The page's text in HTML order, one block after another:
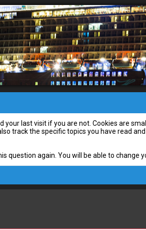
last visit if you are not. Cookies are
track the specific topics you have read
again. You will be able to change